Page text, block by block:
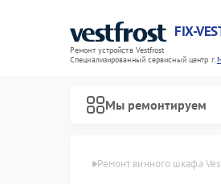
FIX-
Ремонт устройств Vestfrost
Специализированный cервисный центр г.
Мы ремонтируем
Ремонт винного шкафа